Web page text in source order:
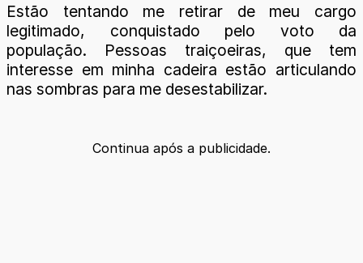
Estão tentando me retirar de meu cargo
legitimado, conquistado pelo voto da
população. Pessoas traiçoeiras, que tem
interesse em minha cadeira estão articulando
nas sombras para me desestabilizar.
Continua após a publicidade.